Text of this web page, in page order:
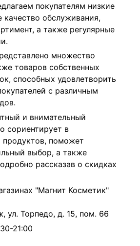
покупателям низкие
качество обслуживания,
а также регулярные
множество
товаров собственных
способных удовлетворить
с различным
и внимательный
сориентирует в
продуктов, поможет
выбор, а также
рассказав о скидках
"Магнит Косметик"
ул. Торпедо, д. 15, пом. 66
21:00